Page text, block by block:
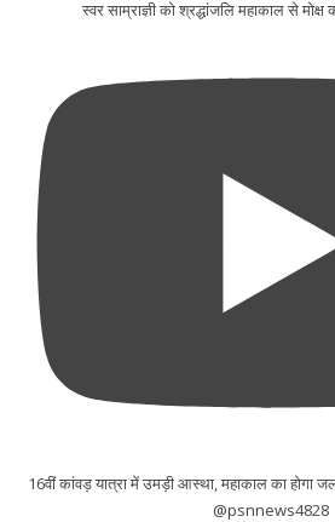
स्वर साम्राज्ञी को श्रद्धांजलि महाकाल से
16वीं कांवड़ यात्रा में उमड़ी आस्था, महाकाल का
@psnnews4828